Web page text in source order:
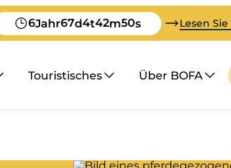
6Jahr67d4t42m49s Lesen
Touristisches Über BOFA